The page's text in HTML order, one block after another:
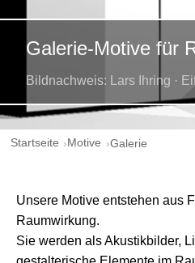
Galerie-Motive für
Bildnachweis: Lars Ihring ·
Startseite Motive Galerie
Unsere Motive entstehen aus
Raumwirkung.
Sie werden als Akustikbilder,